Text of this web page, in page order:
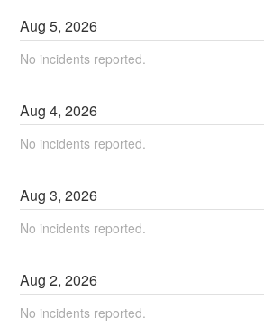
Aug5,2026
No incidents reported.
Aug4,2026
No incidents reported.
Aug3,2026
No incidents reported.
Aug2,2026
No incidents reported.